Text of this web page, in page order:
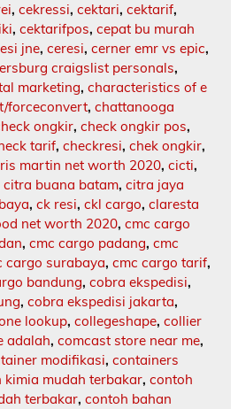
, cekressi, cektari, cektarif,
, cektarifpos, cepat bu murah
jne, ceresi, cerner emr vs epic,
craigslist personals,
marketing, characteristics of e
forceconvert, chattanooga
ongkir, check ongkir pos,
tarif, checkresi, chek ongkir,
martin net worth 2020, cicti,
citra buana batam, citra jaya
, ck resi, ckl cargo, claresta
net worth 2020, cmc cargo
, cmc cargo padang, cmc
cargo surabaya, cmc cargo tarif,
bandung, cobra ekspedisi,
, cobra ekspedisi jakarta,
lookup, collegeshape, collier
adalah, comcast store near me,
modifikasi, containers
kimia mudah terbakar, contoh
terbakar, contoh bahan